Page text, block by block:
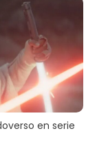
en serie